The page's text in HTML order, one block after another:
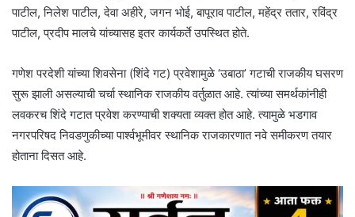
पाटील, निलेश पाटील, देवा अहीरे, जगन भोई, बापूराव पाटील, महेंद्र ततार, रविंद्र
पाटील, प्रदीप मालचे यांच्यासह इतर कार्यकर्ते उपस्थित होते.
गणेश परदेशी यांच्या शिवसेना (शिंदे गट) प्रवेशामुळे ‘उबाठा’ गटाची राजकीय घसरण
सुरू झाली असल्याची चर्चा स्थानिक राजकीय वर्तुळात आहे. त्यांच्या समर्थकांनीही
लवकरच शिंदे गटात प्रवेश करण्याची शक्यता व्यक्त होत आहे. त्यामुळे भडगाव
नगरपरिषद निवडणुकीच्या पार्श्वभूमीवर स्थानिक राजकारणात नवे समीकरण तयार
होताना दिसत आहे.